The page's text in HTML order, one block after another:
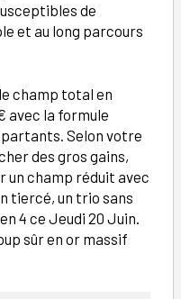
de
et au long parcours
champ total en
avec la formule
partants. Selon votre
des gros gains,
un champ réduit avec
tiercé, un trio sans
4 ce Jeudi 20 Juin.
sûr en or massif